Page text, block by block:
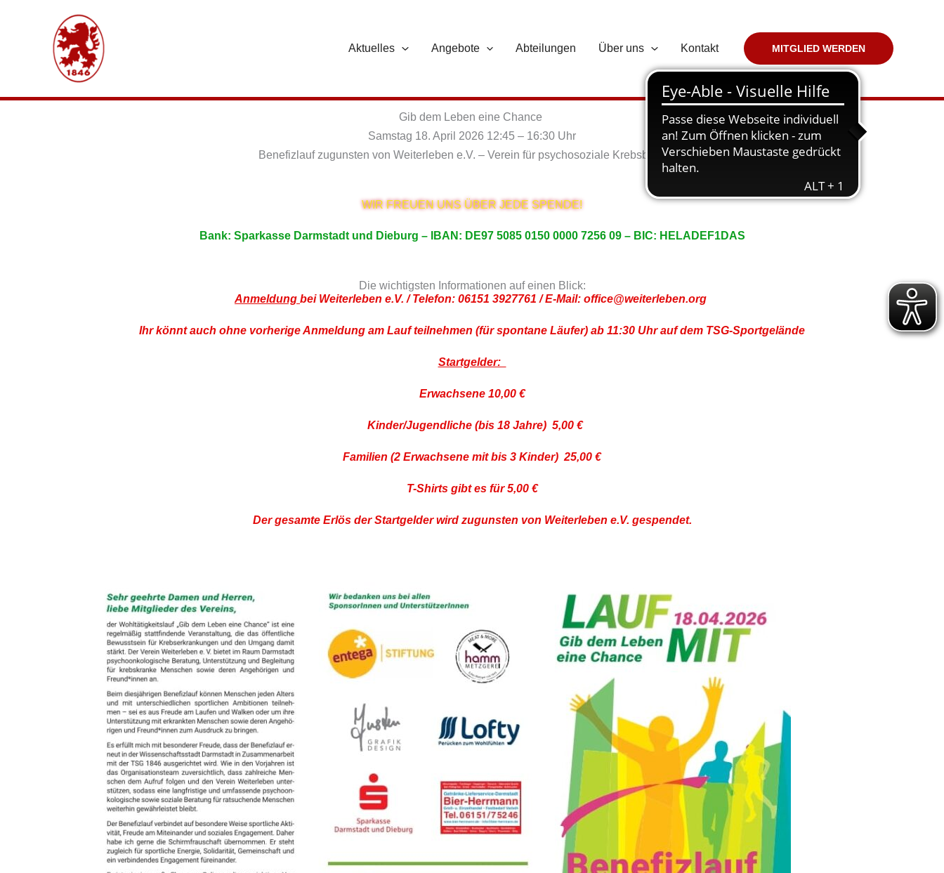
Aktuelles Angebote Abteilungen Über uns Kontakt MITGLIED WERDEN
Gib dem Leben eine Chance
Samstag 18. April 2026 12:45 – 16:30 Uhr
Benefizlauf zugunsten von Weiterleben e.V. – Verein für psychosoziale Krebsberatung
WIR FREUEN UNS ÜBER JEDE SPENDE!
Bank: Sparkasse Darmstadt und Dieburg – IBAN: DE97 5085 0150 0000 7256 09 – BIC: HELADEF1DAS
Die wichtigsten Informationen auf einen Blick:
Anmeldung bei Weiterleben e.V. / Telefon: 06151 3927761 / E-Mail: office@weiterleben.org
Ihr könnt auch ohne vorherige Anmeldung am Lauf teilnehmen (für spontane Läufer) ab 11:30 Uhr auf dem TSG-Sportgelände
Startgelder:
Erwachsene 10,00 €
Kinder/Jugendliche (bis 18 Jahre) 5,00 €
Familien (2 Erwachsene mit bis 3 Kinder) 25,00 €
T-Shirts gibt es für 5,00 €
Der gesamte Erlös der Startgelder wird zugunsten von Weiterleben e.V. gespendet.